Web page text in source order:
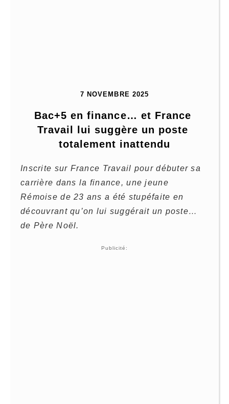
7 NOVEMBRE 2025
Bac+5 en finance… et France
Travail lui suggère un poste
totalement inattendu
Inscrite sur France Travail pour débuter sa
carrière dans la finance, une jeune
Rémoise de 23 ans a été stupéfaite en
découvrant qu’on lui suggérait un poste…
de Père Noël.
Publicité: